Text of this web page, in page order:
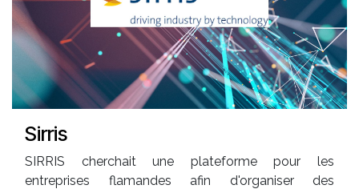
Sirris
SIRRIS cherchait une plateforme pour les
entreprises flamandes afin d'organiser des